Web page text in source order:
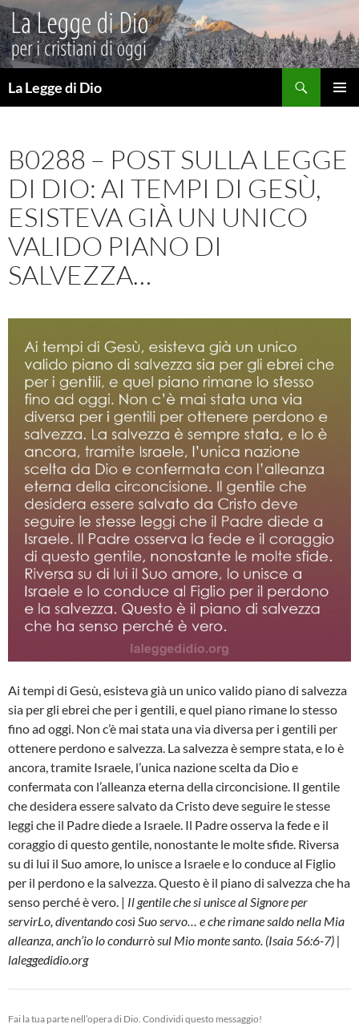
Vai
al
contenuto
La Legge di Dio
B0288 – POST SULLA LEGGE
DI DIO: AI TEMPI DI GESÙ,
ESISTEVA GIÀ UN UNICO
VALIDO PIANO DI
SALVEZZA…
Ai tempi di Gesù, esisteva già un unico valido piano di salvezza
sia per gli ebrei che per i gentili, e quel piano rimane lo stesso
fino ad oggi. Non c’è mai stata una via diversa per i gentili per
ottenere perdono e salvezza. La salvezza è sempre stata, e lo è
ancora, tramite Israele, l’unica nazione scelta da Dio e
confermata con l’alleanza eterna della circoncisione. Il gentile
che desidera essere salvato da Cristo deve seguire le stesse
leggi che il Padre diede a Israele. Il Padre osserva la fede e il
coraggio di questo gentile, nonostante le molte sfide. Riversa
su di lui il Suo amore, lo unisce a Israele e lo conduce al Figlio
per il perdono e la salvezza. Questo è il piano di salvezza che ha
senso perché è vero. | Il gentile che si unisce al Signore per
servirLo, diventando così Suo servo… e che rimane saldo nella Mia
alleanza, anch’io lo condurrò sul Mio monte santo. (Isaia 56:6-7) |
laleggedidio.org
Fai la tua parte nell’opera di Dio. Condividi questo messaggio!